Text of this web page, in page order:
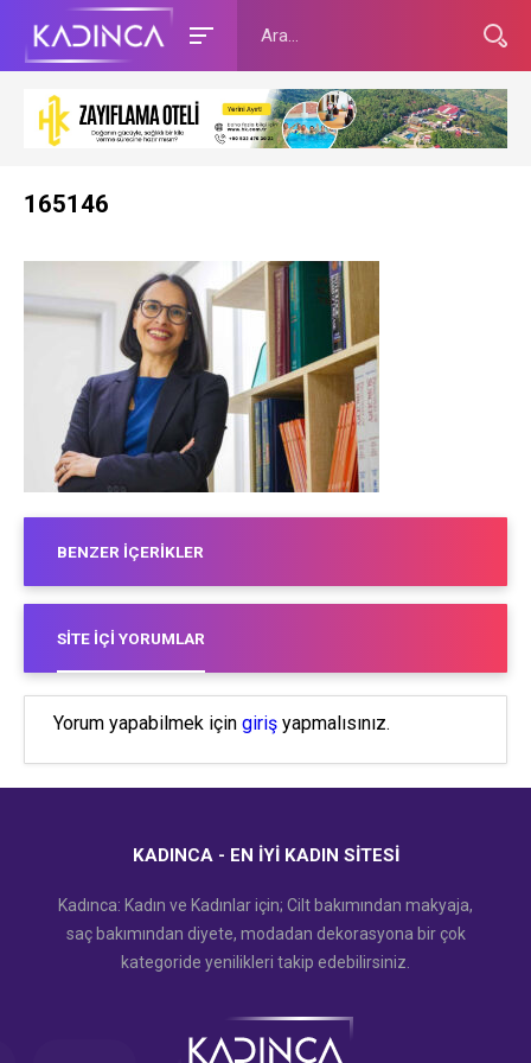
165146
BENZER İÇERIKLER
SITE İÇI YORUMLAR
Yorum yapabilmek için giriş yapmalısınız.
KADINCA - EN İYI KADIN SITESI
Kadınca: Kadın ve Kadınlar için; Cilt bakımından makyaja,
saç bakımından diyete, modadan dekorasyona bir çok
kategoride yenilikleri takip edebilirsiniz.